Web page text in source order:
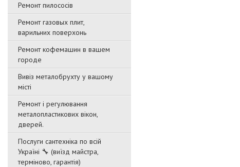
Ремонт пилососів
Ремонт газовых плит,
варильних поверхонь
Ремонт кофемашин в вашем
городе
Вивіз металобрухту у вашому
місті
Ремонт і регулювання
металопластикових вікон,
дверей.
Послуги сантехніка по всій
Україні 🔧 (виїзд майстра,
терміново, гарантія)